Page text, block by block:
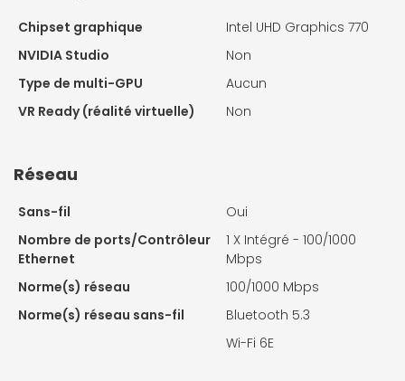
Chipset graphique
Intel UHD Graphics 770
NVIDIA Studio
Non
Type de multi-GPU
Aucun
VR Ready (réalité virtuelle)
Non
Réseau
Sans-fil
Oui
Nombre de ports/Contrôleur
Ethernet
1 X Intégré - 100/1000
Mbps
Norme(s) réseau
100/1000 Mbps
Norme(s) réseau sans-fil
Bluetooth 5.3
Wi-Fi 6E